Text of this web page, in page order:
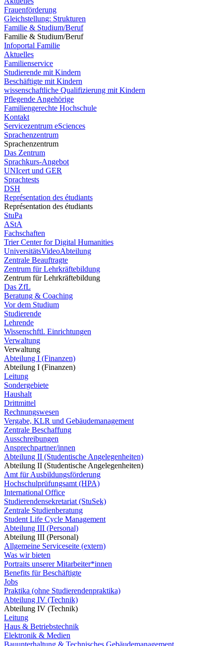
Frauenförderung
Gleichstellung: Strukturen
Familie & Studium/Beruf
Familie & Studium/Beruf
Infoportal Familie
Aktuelles
Familienservice
Studierende mit Kindern
Beschäftigte mit Kindern
wissenschaftliche Qualifizierung mit Kindern
Pflegende Angehörige
Familiengerechte Hochschule
Kontakt
Servicezentrum eSciences
Sprachenzentrum
Sprachenzentrum
Das Zentrum
Sprachkurs-Angebot
UNIcert und GER
Sprachtests
DSH
Représentation des étudiants
Représentation des étudiants
StuPa
AStA
Fachschaften
Trier Center for Digital Humanities
UniversitätsVideoAbteilung
Zentrale Beauftragte
Zentrum für Lehrkräftebildung
Zentrum für Lehrkräftebildung
Das ZfL
Beratung & Coaching
Vor dem Studium
Studierende
Lehrende
Wissenschftl. Einrichtungen
Verwaltung
Verwaltung
Abteilung I (Finanzen)
Abteilung I (Finanzen)
Leitung
Sondergebiete
Haushalt
Drittmittel
Rechnungswesen
Vergabe, KLR und Gebäudemanagement
Zentrale Beschaffung
Ausschreibungen
Ansprechpartner/innen
Abteilung II (Studentische Angelegenheiten)
Abteilung II (Studentische Angelegenheiten)
Amt für Ausbildungsförderung
Hochschulprüfungsamt (HPA)
International Office
Studierendensekretariat (StuSek)
Zentrale Studienberatung
Student Life Cycle Management
Abteilung III (Personal)
Abteilung III (Personal)
Allgemeine Serviceseite (extern)
Was wir bieten
Portraits unserer Mitarbeiter*innen
Benefits für Beschäftigte
Jobs
Praktika (ohne Studierendenpraktika)
Abteilung IV (Technik)
Abteilung IV (Technik)
Leitung
Haus & Betriebstechnik
Elektronik & Medien
Bauunterhaltung & Technisches Gebäudemanagement